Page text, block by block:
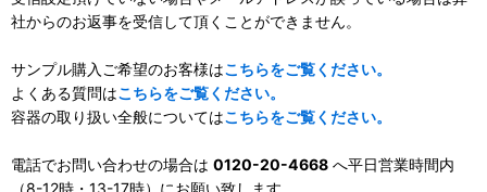
社からのお返事を受信して頂くことができません。
サンプル購入ご希望のお客様はこちらをご覧ください。
よくある質問はこちらをご覧ください。
容器の取り扱い全般についてはこちらをご覧ください。
電話でお問い合わせの場合は 0120-20-4668 へ平日営業時間内
（8-12時・13-17時）にお願い致します。